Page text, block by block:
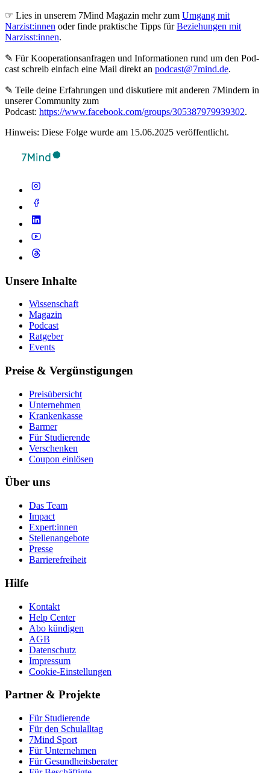
☞ Lies in unserem 7Mind Magazin mehr zum Umgang mit
Narzist:innen oder finde praktische Tipps fürBeziehungen mit
Narzisst:innen.
✎ Für Koope­ra­ti­ons­an­fra­gen und Infor­ma­tio­nen rund um den Pod­
cast schreib ein­fach eine Mail direkt an podcast@7mind.de.
✎ Teile deine Erfahrungen und diskutiere mit anderen 7Mindern in
unserer Community zum
Podcast: https://www.facebook.com/groups/305387979939302.
Hinweis: Diese Folge wurde am 15.06.2025 veröffentlicht.
Unsere Inhalte
Wissenschaft
Magazin
Podcast
Ratgeber
Events
Preise & Vergünstigungen
Preisübersicht
Unternehmen
Krankenkasse
Barmer
Für Studierende
Ver­schen­ken
Coupon einlösen
Über uns
Das Team
Impact
Expert:innen
Stellenangebote
Presse
Barrierefreiheit
Hilfe
Kontakt
Help Center
Abo kündigen
AGB
Datenschutz
Impressum
Cookie-Einstellungen
Partner & Projekte
Für Stu­die­rende
Für den Schulalltag
7Mind Sport
Für Unter­neh­men
Für Gesund­heits­be­ra­ter